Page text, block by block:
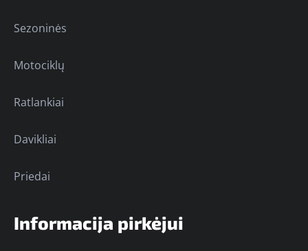
Sezoninės
Motociklų
Ratlankiai
Davikliai
Priedai
Informacija pirkėjui